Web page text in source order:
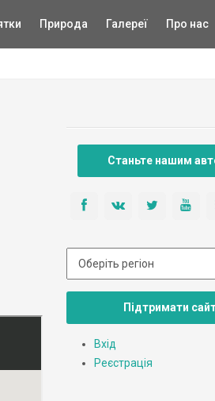
Природа Галереї Про нас
Станьте нашим
Підтримати
Вхід
Реєстрація